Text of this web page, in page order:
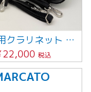
B♭/A兼用クラリネット コンパクトケース・ミニポーチ付（ブラック）
22,000 税込